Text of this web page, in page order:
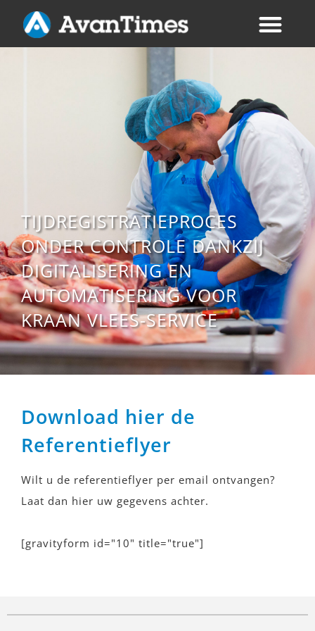
TIJDREGISTRATIEPROCES
ONDER CONTROLE DANKZIJ
DIGITALISERING EN
AUTOMATISERING VOOR
KRAAN VLEES-SERVICE
Download hier de
Referentieflyer
Wilt u de referentieflyer per email ontvangen?
Laat dan hier uw gegevens achter.
[gravityform id="10" title="true"]